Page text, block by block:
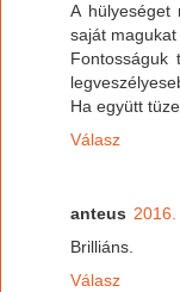
A hülyeséget
saját
Fontosságuk
Ha együtt
Válasz
anteus
Brilliáns.
Válasz